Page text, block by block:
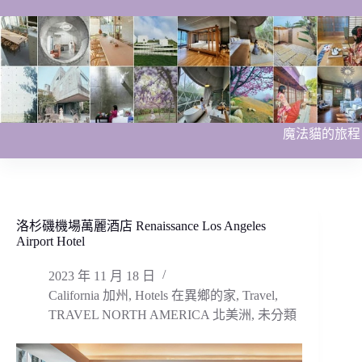
至
主
要
內
容
魔法貓的旅程
洛杉磯機場萬麗酒店 Renaissance Los Angeles
Airport Hotel
2023 年 11 月 18 日
California 加州 , Hotels 在異鄉的家, Travel,
TRAVEL NORTH AMERICA 北美洲, 未分類